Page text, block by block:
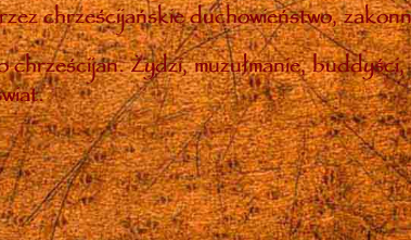
chrześcijańskie duchowieństwo,
chrześcijan. Żydzi, muzułmanie,